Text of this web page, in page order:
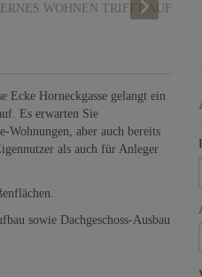
Ecke Horneckgasse gelangt ein
Es erwarten Sie
Wohnungen, aber auch bereits
als auch für Anleger
sowie Dachgeschoss-Ausbau